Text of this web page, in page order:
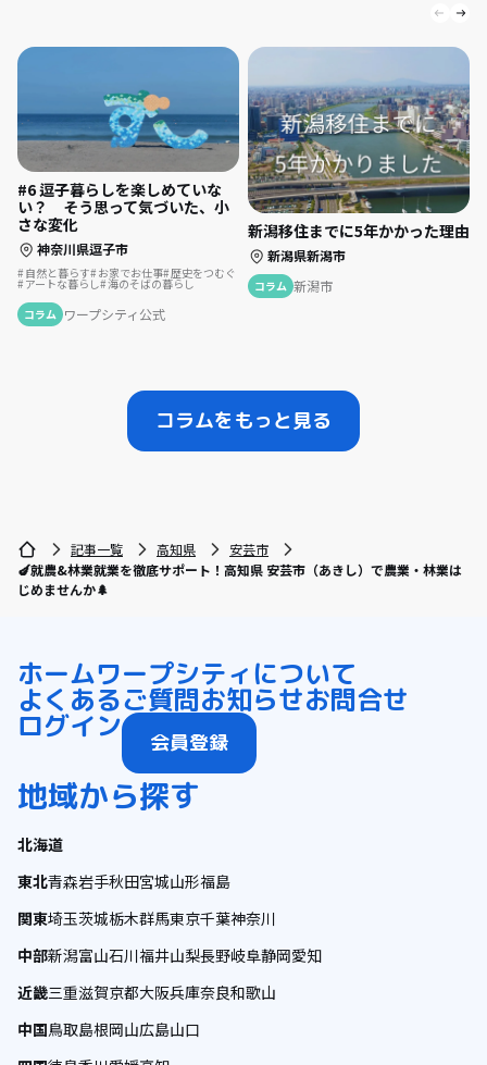
#6 逗子暮らしを楽しめていな
い？ そう思って気づいた、小
さな変化
神奈川県逗子市
自然と暮らす お家でお仕事 歴史をつむぐ
アートな暮らし 海のそばの暮らし
コラム ワープシティ公式
新潟移住までに5年かかった理由
新潟県新潟市
コラム 新潟市
コラムをもっと見る
記事一覧 高知県
安芸市
🍆就農&林業就業を徹底サポート！高知県 安芸市（あきし）で農業・林業は
じめませんか🌲
ホームワープシティについて
よくあるご質問お知らせお問合せ
ログイン 会員登録
地域から探す
北海道
東北青森岩手秋田宮城山形福島
関東埼玉茨城栃木群馬東京千葉神奈川
中部新潟富山石川福井山梨長野岐阜静岡愛知
近畿三重滋賀京都大阪兵庫奈良和歌山
中国鳥取島根岡山広島山口